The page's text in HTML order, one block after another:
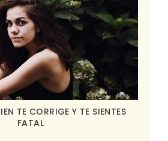
TE CORRIGE Y TE SIENTES
FATAL